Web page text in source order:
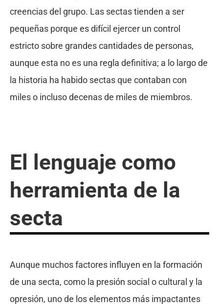
creencias del grupo. Las sectas tienden a ser
pequeñas porque es difícil ejercer un control
estricto sobre grandes cantidades de personas,
aunque esta no es una regla definitiva; a lo largo de
la historia ha habido sectas que contaban con
miles o incluso decenas de miles de miembros.
El lenguaje como
herramienta de la
secta
Aunque muchos factores influyen en la formación
de una secta, como la presión social o cultural y la
opresión, uno de los elementos más impactantes